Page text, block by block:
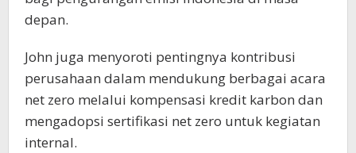
depan.
John juga menyoroti pentingnya kontribusi
perusahaan dalam mendukung berbagai acara
net zero melalui kompensasi kredit karbon dan
mengadopsi sertifikasi net zero untuk kegiatan
internal.